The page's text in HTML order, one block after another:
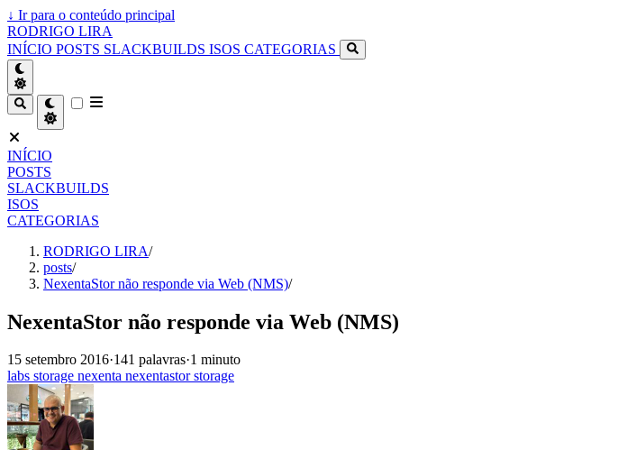
↓ Ir para o conteúdo principal
RODRIGO LIRA
INÍCIO POSTS SLACKBUILDS ISOS CATEGORIAS
INÍCIO
POSTS
SLACKBUILDS
ISOS
CATEGORIAS
RODRIGO LIRA/
posts/
NexentaStor não responde via Web (NMS)/
NexentaStor não responde via Web (NMS)
15 setembro 2016·141 palavras·1 minuto
labs storage nexenta nexentastorstorage